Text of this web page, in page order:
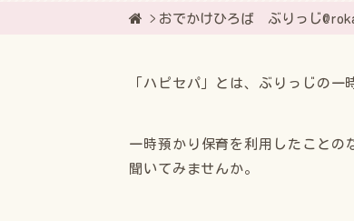
おでかけひろば ぶりっじ
「ハピセパ」とは、ぶりっじの
一時預かり保育を利用したことの
聞いてみませんか。